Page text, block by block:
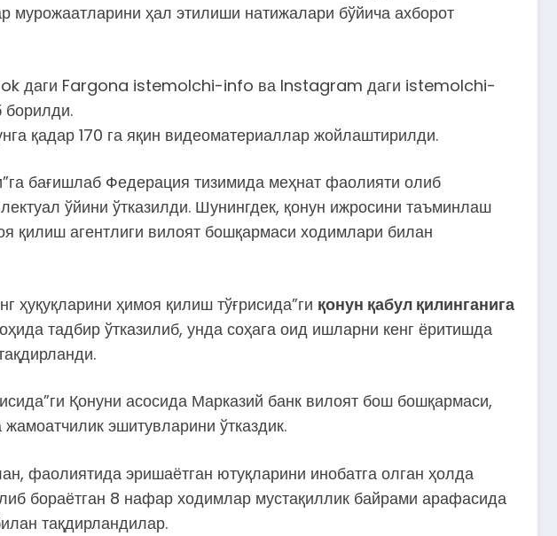
мурожаатларини ҳал этилиши натижалари бўйича ахборот
даги Fargona istemolchi-info ва Instagram даги istemolchi-
борилди.
қадар 170 га яқин видеоматериаллар жойлаштирилди.
бағишлаб Федерация тизимида меҳнат фаолияти олиб
ўйини ўтказилди. Шунингдек, қонун ижросини таъминлаш
қилиш агентлиги вилоят бошқармаси ходимлари билан
ҳимоя қилиш тўғрисида”ги қонун қабул қилинганига
тадбир ўтказилиб, унда соҳага оид ишларни кенг ёритишда
Қонуни асосида Марказий банк вилоят бош бошқармаси,
эшитувларини ўтказдик.
фаолиятида эришаётган ютуқларини инобатга олган ҳолда
бораётган 8 нафар ходимлар мустақиллик байрами арафасида
тақдирландилар.